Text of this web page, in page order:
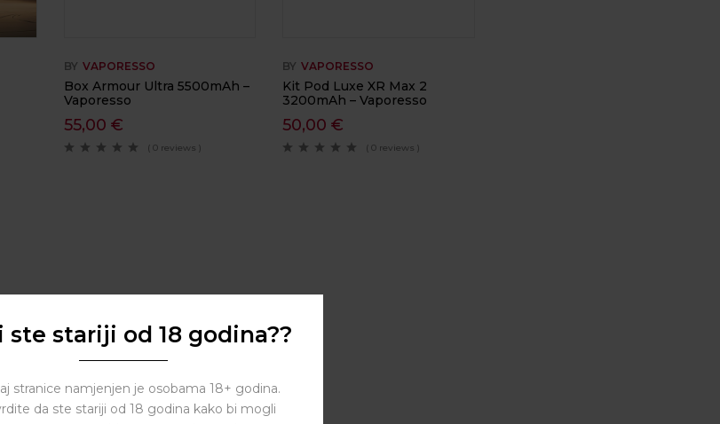
BY VAPORESSO
Box Armour Ultra 5500mAh –
Vaporesso
55,00 €
( 0 reviews )
BY VAPORESSO
Kit Pod Luxe XR Max 2
3200mAh – Vaporesso
50,00€
( 0 reviews )
ste stariji od 18 godina??
stranice namjenjen je osobama 18+ godina.
da ste stariji od 18 godina kako bi mogli